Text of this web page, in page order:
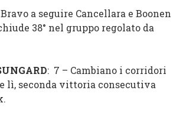
a seguire Cancellara e Boonen
38° nel gruppo regolato da
: 7 – Cambiano i corridori
lì, seconda vittoria consecutiva